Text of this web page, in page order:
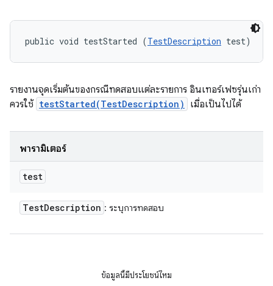
public void testStarted (TestDescription test)
รายงานจุดเริ่มต้นของกรณีทดสอบแต่ละรายการ อินเทอร์เฟซรุ่นเก่า
ควรใช้ testStarted(TestDescription) เมื่อเป็นไปได้
พารามิเตอร์
test
TestDescription : ระบุการทดสอบ
ข้อมูลนี้มีประโยชน์ไหม